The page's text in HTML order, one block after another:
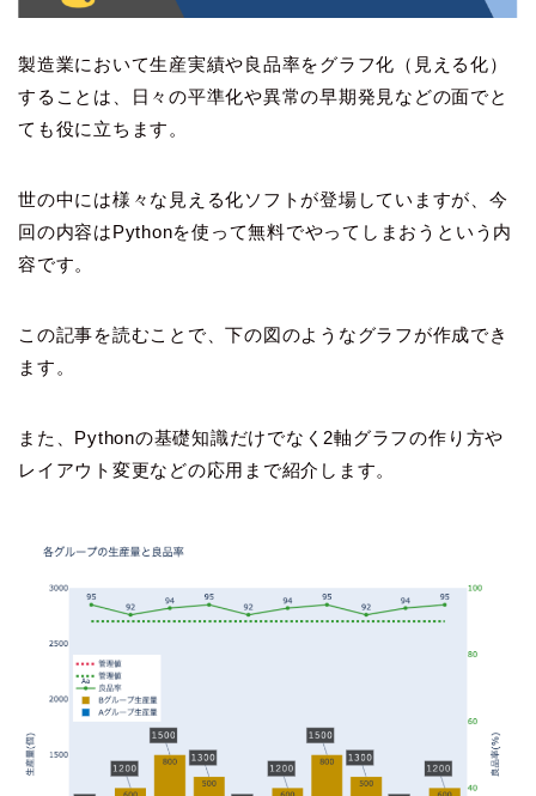
製造業において生産実績や良品率をグラフ化（見える化）
することは、日々の平準化や異常の早期発見などの面でと
ても役に立ちます。
世の中には様々な見える化ソフトが登場していますが、今
回の内容はPythonを使って無料でやってしまおうという内
容です。
この記事を読むことで、下の図のようなグラフが作成でき
ます。
また、Pythonの基礎知識だけでなく2軸グラフの作り方や
レイアウト変更などの応用まで紹介します。